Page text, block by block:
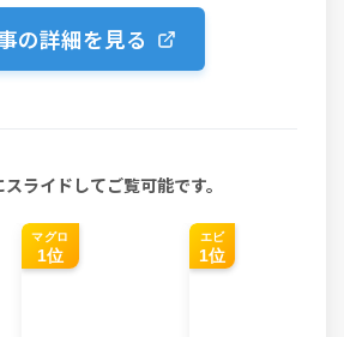
の詳細を見る
ライドしてご覧可能です。
マグロ
1位
エビ
1位